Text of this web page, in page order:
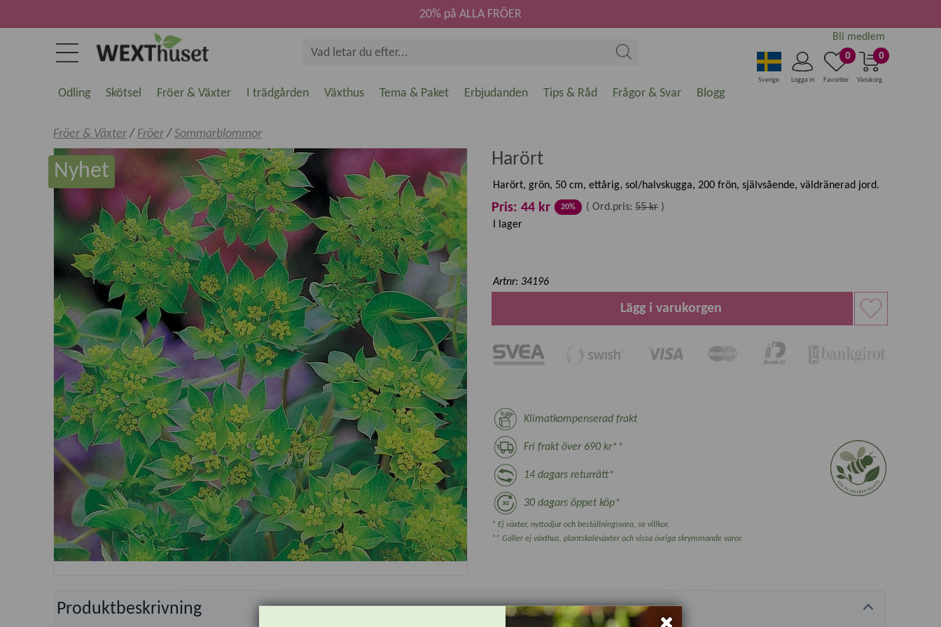
0
Varukorg
0
Favoriter
Logga in
Sverige
Bli medlem
20% på ALLA FRÖER
Odling Skötsel Fröer & Växter I trädgården Växthus Tema & Paket Erbjudanden Tips & Råd Frågor & Svar Blogg
Fröer & Växter/ Fröer/ Sommarblommor
Nyhet
Harört
Harört, grön, 50 cm, ettårig, sol/halvskugga, 200 frön, självsående, väldränerad jord.
Pris: 44 kr 20% ( Ord.pris: 55 kr )
I lager
Artnr: 34196
Lägg i varukorgen
Klimatkompenserad frakt
Fri frakt över 690 kr**
14 dagars returrätt*
30 dagars öppet köp*
* Ej växter, nyttodjur och beställningsvara, se villkor.
** Gäller ej växthus, plantskoleväxter och vissa övriga skrymmande varor.
Produktbeskrivning